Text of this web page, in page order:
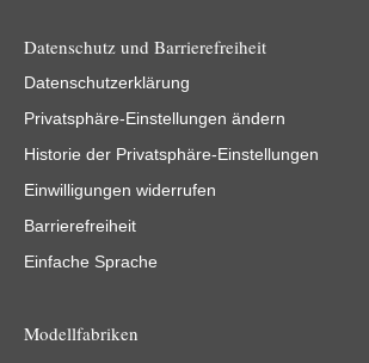
Datenschutz und Barrierefreiheit
Datenschutzerklärung
Privatsphäre-Einstellungen ändern
Historie der Privatsphäre-Einstellungen
Einwilligungen widerrufen
Barrierefreiheit
Einfache Sprache
Modellfabriken